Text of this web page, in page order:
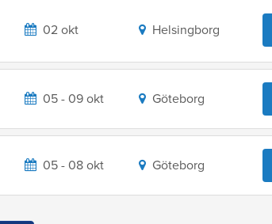
02 okt Helsingborg
05 - 09 okt Göteborg
05 - 08 okt Göteborg